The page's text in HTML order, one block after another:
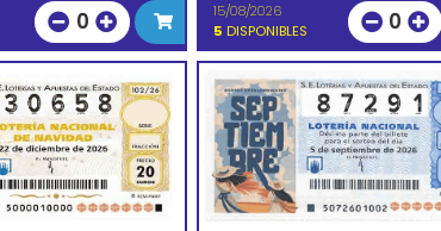
0
15/08/2026
5 DISPONIBLES 0